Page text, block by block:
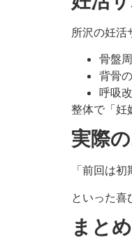
所沢の妊活
骨盤
背骨
呼吸
整体で「妊
実際
「前回は
といった喜
まとめ